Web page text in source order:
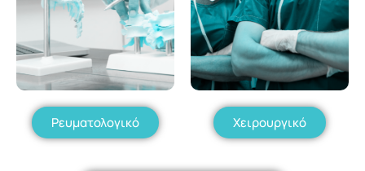
Ρευματολογικό Χειρουργικό